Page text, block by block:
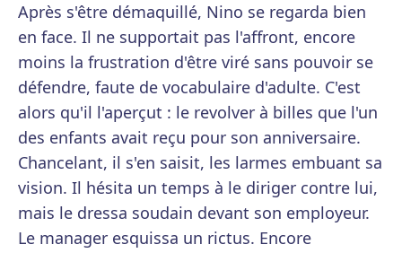
Après s'être démaquillé, Nino se regarda bien
en face. Il ne supportait pas l'affront, encore
moins la frustration d'être viré sans pouvoir se
défendre, faute de vocabulaire d'adulte. C'est
alors qu'il l'aperçut : le revolver à billes que l'un
des enfants avait reçu pour son anniversaire.
Chancelant, il s'en saisit, les larmes embuant sa
vision. Il hésita un temps à le diriger contre lui,
mais le dressa soudain devant son employeur.
Le manager esquissa un rictus. Encore